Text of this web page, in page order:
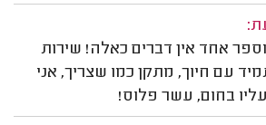
אחד אין דברים כאלה! שירות
עם חיוך, מתקן כמו שצריך, אני
בחום, עשר פלוס!